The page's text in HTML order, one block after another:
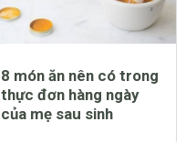
8 món ăn nên có trong
thực đơn hàng ngày
của mẹ sau sinh